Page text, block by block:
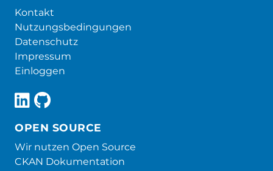
Kontakt
Nutzungsbedingungen
Datenschutz
Impressum
Einloggen
OPEN SOURCE
Wir nutzen Open Source
CKAN Dokumentation